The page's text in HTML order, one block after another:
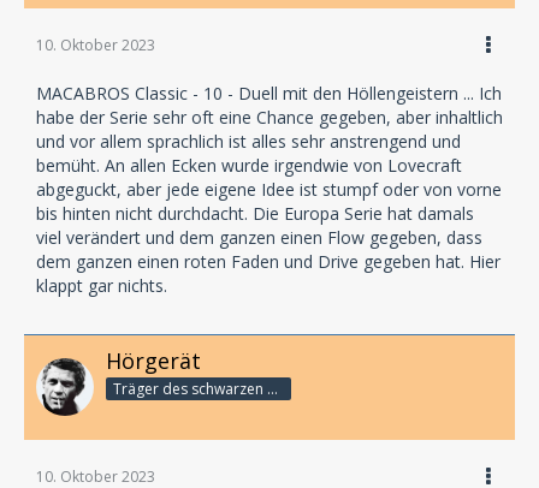
10. Oktober 2023
MACABROS Classic - 10 - Duell mit den Höllengeistern ... Ich
habe der Serie sehr oft eine Chance gegeben, aber inhaltlich
und vor allem sprachlich ist alles sehr anstrengend und
bemüht. An allen Ecken wurde irgendwie von Lovecraft
abgeguckt, aber jede eigene Idee ist stumpf oder von vorne
bis hinten nicht durchdacht. Die Europa Serie hat damals
viel verändert und dem ganzen einen Flow gegeben, dass
dem ganzen einen roten Faden und Drive gegeben hat. Hier
klappt gar nichts.
Hörgerät
Träger des schwarzen Rollkragenpullis
10. Oktober 2023